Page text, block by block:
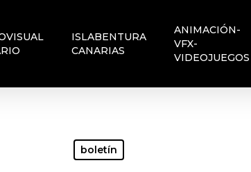
ISLABENTURA
CANARIAS
ANIMACIÓN-
VFX-
VIDEOJUEGOS
boletín